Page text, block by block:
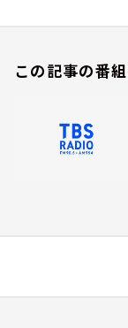
この記事の番